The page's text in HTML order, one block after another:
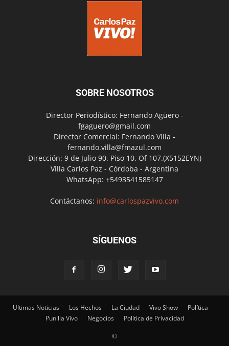
SOBRE NOSOTROS
Director Periodístico: Fernando Agüero -
fgaguero@gmail.com
Director Comercial: Fernando Villa -
fernando.villa@fmazul.com
Dirección: 9 de Julio 90. Piso 10. Of 107.(X5152EYN)
Villa Carlos Paz - Córdoba - Argentina
WhatsApp: +5493541585147
Contáctanos: info@carlospazvivo.com
SÍGUENOS
Ultimas Noticias Los Hechos La Ciudad Vivo Show
Política
Punilla Vivo
Negocios Política de Privacidad
©